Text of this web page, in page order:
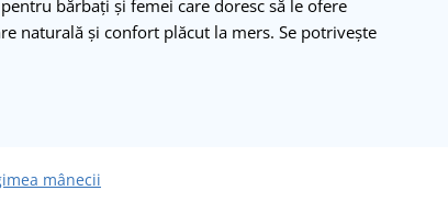
bărbați și femei care doresc să le ofere
naturală și confort plăcut la mers. Se potrivește
mânecii